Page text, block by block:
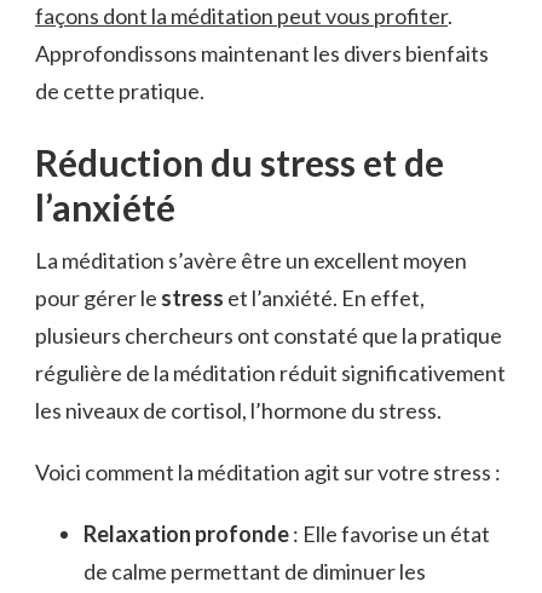
façons dont la méditation peut vous profiter.
Approfondissons maintenant les divers bienfaits
de cette pratique.
Réduction du stress et de
l’anxiété
La méditation s’avère être un excellent moyen
pour gérer le stress et l’anxiété. En effet,
plusieurs chercheurs ont constaté que la pratique
régulière de la méditation réduit significativement
les niveaux de cortisol, l’hormone du stress.
Voici comment la méditation agit sur votre stress :
Relaxation profonde: Elle favorise un état
de calme permettant de diminuer les